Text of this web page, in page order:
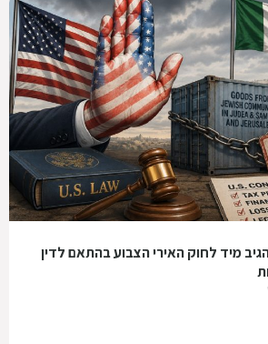
מיד לחוק האירי הצבוע בהתאם לדין